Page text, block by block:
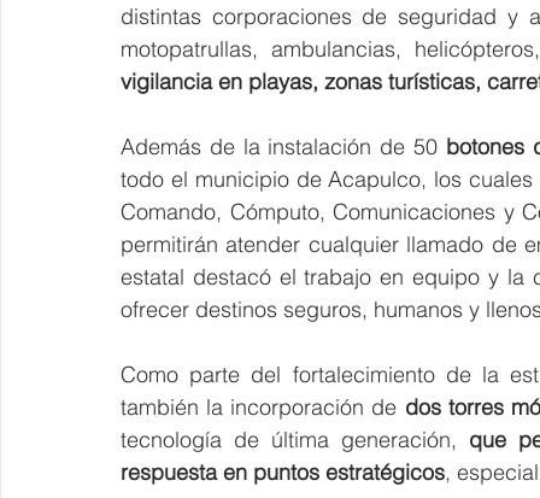
distintas corporaciones de seguridad y
motopatrullas, ambulancias,
vigilancia en playas, zonas turísticas,
Además de la instalación de 50 botones
todo el municipio de Acapulco, los
Comando, Cómputo, Comunicaciones y
permitirán atender cualquier llamado de
estatal destacó el trabajo en equipo y la
ofrecer destinos seguros, humanos y
Como parte del fortalecimiento de la
también la incorporación de dos torres
tecnología de última generación, que
respuesta en puntos estratégicos,